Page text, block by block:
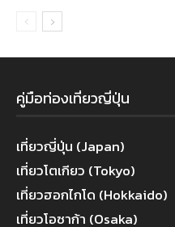
คู่มือท่องเที่ยวญี่ปุ่น
เที่ยวญี่ปุ่น (Japan)
เที่ยวโตเกียว (Tokyo)
เที่ยวฮอกไกโด (Hokkaido)
เที่ยวโอซาก้า (Osaka)